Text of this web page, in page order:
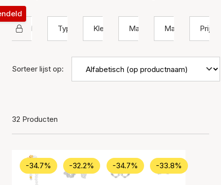
Hultquist Copenhagen
Type
Kleur Materiaal Maat Prijs
Sorteer lijst op:
32 Producten
-34.7% -32.2% -34.7% -33.8%